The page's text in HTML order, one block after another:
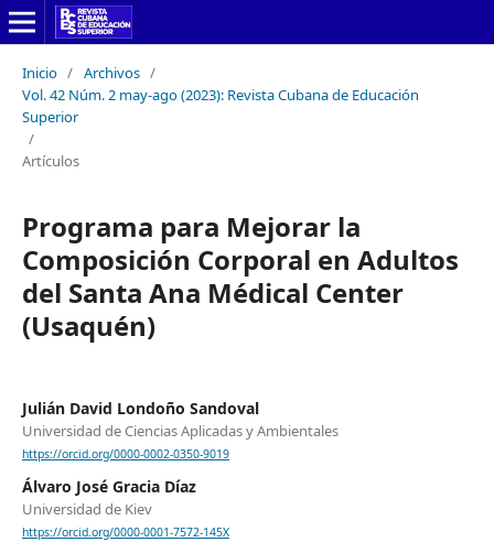
Inicio / Archivos /
Vol. 42 Núm. 2 may-ago (2023): Revista Cubana de Educación
Superior
/
Artículos
Programa para Mejorar la
Composición Corporal en Adultos
del Santa Ana Médical Center
(Usaquén)
Julián David Londoño Sandoval
Universidad de Ciencias Aplicadas y Ambientales
https://orcid.org/0000-0002-0350-9019
Álvaro José Gracia Díaz
Universidad de Kiev
https://orcid.org/0000-0001-7572-145X